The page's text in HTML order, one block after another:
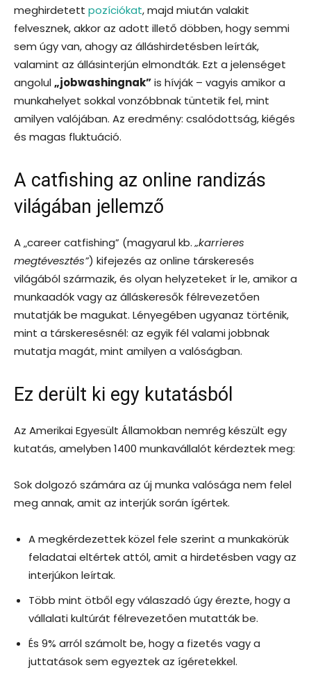
meghirdetett pozíciókat, majd miután valakit
felvesznek, akkor az adott illető döbben, hogy semmi
sem úgy van, ahogy az álláshirdetésben leírták,
valamint az állásinterjún elmondták. Ezt a jelenséget
angolul„jobwashingnak”is hívják – vagyis amikor a
munkahelyet sokkal vonzóbbnak tüntetik fel, mint
amilyen valójában. Az eredmény: csalódottság, kiégés
és magas fluktuáció.
A catfishing az online randizás
világában jellemző
A „career catfishing” (magyarul kb.„karrieres
megtévesztés”) kifejezés az online társkeresés
világából származik, és olyan helyzeteket ír le, amikor a
munkaadók vagy az álláskeresők félrevezetően
mutatják be magukat. Lényegében ugyanaz történik,
mint a társkeresésnél: az egyik fél valami jobbnak
mutatja magát, mint amilyen a valóságban.
Ez derült ki egy kutatásból
Az Amerikai Egyesült Államokban nemrég készült egy
kutatás, amelyben 1400 munkavállalót kérdeztek meg:
Sok dolgozó számára az új munka valósága nem felel
meg annak, amit az interjúk során ígértek.
A megkérdezettek közel fele szerint a munkakörük
feladatai eltértek attól, amit a hirdetésben vagy az
interjúkon leírtak.
Több mint ötből egy válaszadó úgy érezte, hogy a
vállalati kultúrát félrevezetően mutatták be.
És 9% arról számolt be, hogy a fizetés vagy a
juttatások sem egyeztek az ígéretekkel.